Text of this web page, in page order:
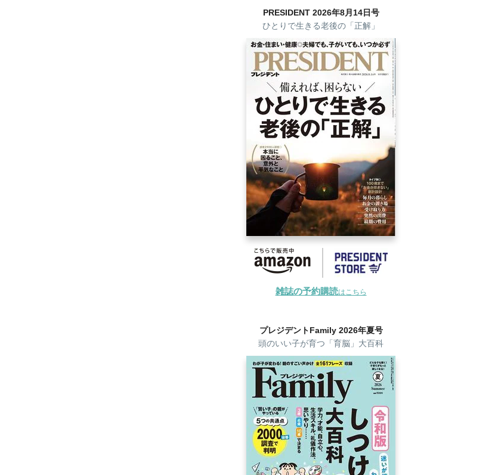
PRESIDENT 2026年8月14日号
ひとりで生きる老後の「正解」
雑誌の予約購読はこちら
プレジデントFamily 2026年夏号
頭のいい子が育つ「育脳」大百科